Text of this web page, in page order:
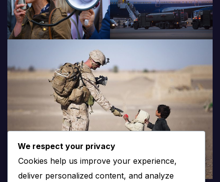
We respect your privacy
Cookies help us improve your experience,
deliver personalized content, and analyze